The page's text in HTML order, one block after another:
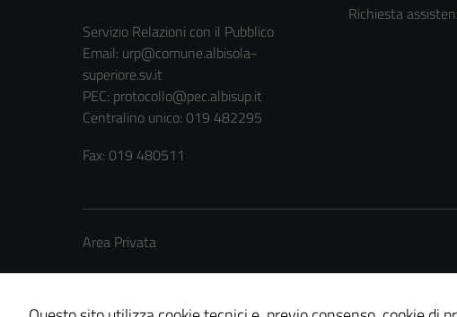
Servizio Relazioni con il Pubblico
Email: urp@comune.albisola-
superiore.sv.it
PEC: protocollo@pec.albisup.it
Centralino unico: 019 482295
Fax: 019 480511
Richiesta
Area Privata